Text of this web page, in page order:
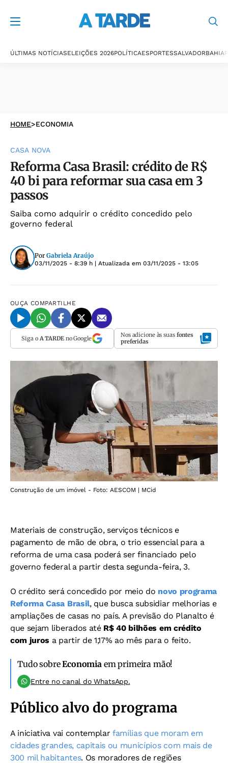
ÚLTIMAS NOTÍCIASELEIÇÕES 2026POLÍTICAESPORTESSALVADORBAHIA
HOME>ECONOMIA
CASA NOVA
Reforma Casa Brasil: crédito de R$
40 bi para reformar sua casa em 3
passos
Saiba como adquirir o crédito concedido pelo
governo federal
Por Gabriela Araújo
03/11/2025 - 8:39 h | Atualizada em 03/11/2025 - 13:05
OUÇA COMPARTILHE
Siga o A TARDEno Google Nos adicione às suas fontes
preferidas
Construção de um imóvel - Foto: AESCOM | MCid
Materiais de construção, serviços técnicos e
pagamento de mão de obra, o trio essencial para a
reforma de uma casa poderá ser financiado pelo
governo federal a partir desta segunda-feira, 3.
O crédito será concedido por meio do novo programa
Reforma Casa Brasil, que busca subsidiar melhorias e
ampliações de casas no país. A previsão do Planalto é
que sejam liberados até R$ 40 bilhões em crédito
com juros a partir de 1,17% ao mês para o feito.
Tudo sobreEconomia em primeira mão!
Entre no canal do WhatsApp.
Público alvo do programa
A iniciativa vai contemplar famílias que moram em
cidades grandes, capitais ou municípios com mais de
300 mil habitantes. Os moradores de regiões